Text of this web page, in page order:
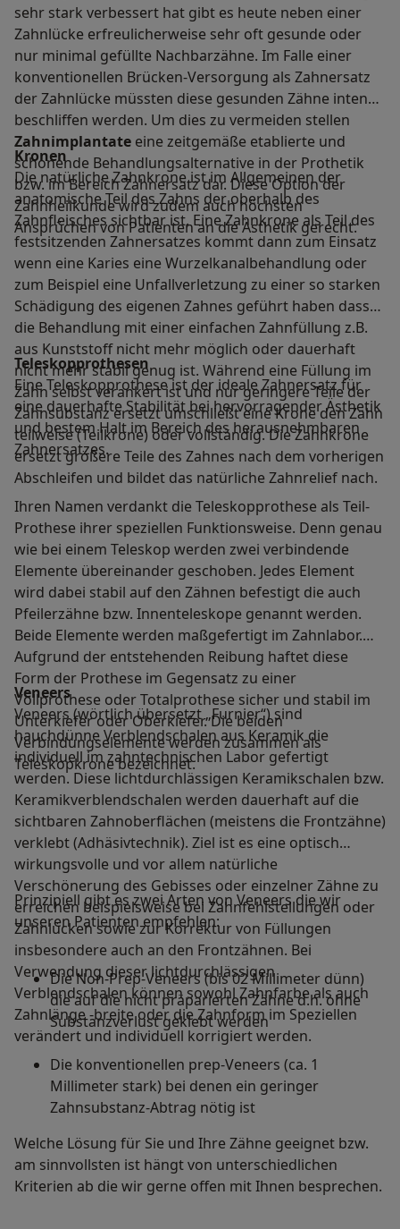
sehr stark verbessert hat gibt es heute neben einer
Zahnlücke erfreulicherweise sehr oft gesunde oder
nur minimal gefüllte Nachbarzähne. Im Falle einer
konventionellen Brücken-Versorgung als Zahnersatz
der Zahnlücke müssten diese gesunden Zähne intensiv
beschliffen werden. Um dies zu vermeiden stellen
Zahnimplantate eine zeitgemäße etablierte und
schonende Behandlungsalternative in der Prothetik
bzw. im Bereich Zahnersatz dar. Diese Option der
Zahnheilkunde wird zudem auch höchsten
Ansprüchen von Patienten an die Ästhetik gerecht.
Kronen
Die natürliche Zahnkrone ist im Allgemeinen der
anatomische Teil des Zahns der oberhalb des
Zahnfleisches sichtbar ist. Eine Zahnkrone als Teil des
festsitzenden Zahnersatzes kommt dann zum Einsatz
wenn eine Karies eine Wurzelkanalbehandlung oder
zum Beispiel eine Unfallverletzung zu einer so starken
Schädigung des eigenen Zahnes geführt haben dass
die Behandlung mit einer einfachen Zahnfüllung z.B.
aus Kunststoff nicht mehr möglich oder dauerhaft
nicht mehr stabil genug ist. Während eine Füllung im
Zahn selbst verankert ist und nur geringere Teile der
Zahnsubstanz ersetzt umschließt eine Krone den Zahn
teilweise (Teilkrone) oder vollständig. Die Zahnkrone
ersetzt größere Teile des Zahnes nach dem vorherigen
Abschleifen und bildet das natürliche Zahnrelief nach.
Teleskopprothesen
Eine Teleskopprothese ist der ideale Zahnersatz für
eine dauerhafte Stabilität bei hervorragender Ästhetik
und bestem Halt im Bereich des herausnehmbaren
Zahnersatzes.
Ihren Namen verdankt die Teleskopprothese als Teil-
Prothese ihrer speziellen Funktionsweise. Denn genau
wie bei einem Teleskop werden zwei verbindende
Elemente übereinander geschoben. Jedes Element
wird dabei stabil auf den Zähnen befestigt die auch
Pfeilerzähne bzw. Innenteleskope genannt werden.
Beide Elemente werden maßgefertigt im Zahnlabor.
Aufgrund der entstehenden Reibung haftet diese
Form der Prothese im Gegensatz zu einer
Vollprothese oder Totalprothese sicher und stabil im
Unterkiefer oder Oberkiefer. Die beiden
Verbindungselemente werden zusammen als
Teleskopkrone bezeichnet.
Veneers
Veneers (wörtlich übersetzt „Furnier“) sind
hauchdünne Verblendschalen aus Keramik die
individuell im zahntechnischen Labor gefertigt
werden. Diese lichtdurchlässigen Keramikschalen bzw.
Keramikverblendschalen werden dauerhaft auf die
sichtbaren Zahnoberflächen (meistens die Frontzähne)
verklebt (Adhäsivtechnik). Ziel ist es eine optisch
wirkungsvolle und vor allem natürliche
Verschönerung des Gebisses oder einzelner Zähne zu
erreichen beispielsweise bei Zahnfehlstellungen oder
Zahnlücken sowie zur Korrektur von Füllungen
insbesondere auch an den Frontzähnen. Bei
Verwendung dieser lichtdurchlässigen
Verblendschalen können sowohl Zahnfarbe als auch
Zahnlänge -breite oder die Zahnform im Speziellen
verändert und individuell korrigiert werden.
Prinzipiell gibt es zwei Arten von Veneers die wir
unseren Patienten empfehlen:
Die Non-Prep-Veneers (bis 02 Millimeter dünn)
die auf die nicht präparierten Zähne d.h. ohne
Substanzverlust geklebt werden
Die konventionellen prep-Veneers (ca. 1
Millimeter stark) bei denen ein geringer
Zahnsubstanz-Abtrag nötig ist
Welche Lösung für Sie und Ihre Zähne geeignet bzw.
am sinnvollsten ist hängt von unterschiedlichen
Kriterien ab die wir gerne offen mit Ihnen besprechen.